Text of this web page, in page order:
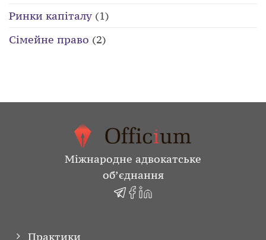
Ринки капіталу (1)
Сімейне право (2)
Міжнародне адвокатське
об’єднання
Практики